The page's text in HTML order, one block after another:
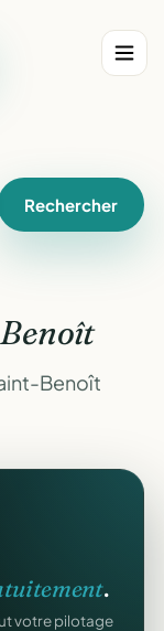
Rechercher
Benoît
.
votre pilotage